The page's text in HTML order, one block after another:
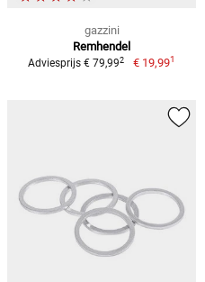
gazzini
Remhendel
Adviesprijs € 79,992 € 19,991